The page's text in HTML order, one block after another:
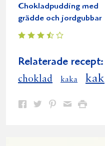
Chokladpudding med
grädde och jordgubbar
Relaterade recept:
choklad kaka kak
Dela Dela Dela DelaSkriv